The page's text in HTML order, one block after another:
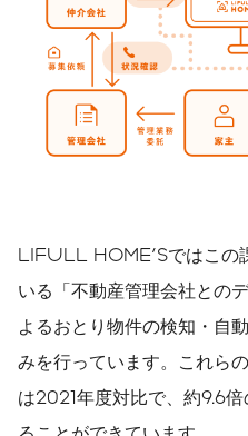
LIFULL HOME'Sではこの
いる「不動産管理会社との
よるおとり物件の検知・自
みを行っています。これら
は2021年度対比で、約9.6